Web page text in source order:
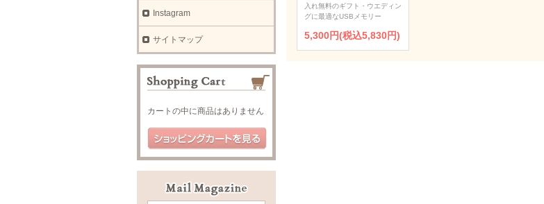
入れ無料のギフト・ウエディン
グに最適なUSBメモリー
5,300円(税込5,830円)
Instagram
サイトマップ
カートの中に商品はありません